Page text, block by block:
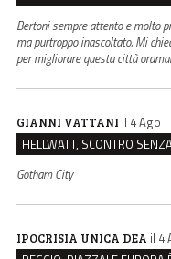
Bertoni sempre attento e molto
ma purtroppo inascoltato. Mi
per migliorare questa città
GIANNI VATTANI il 4 Ago
Gotham City
IPOCRISIA UNICA DEA il 4